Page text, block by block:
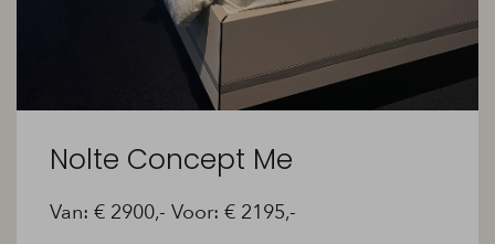
Nolte Concept Me
Van: € 2900,- Voor: € 2195,-